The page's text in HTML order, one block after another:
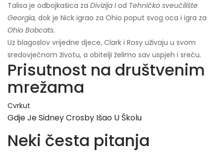
Talisa je odbojkašica za Divizija Iod Tehničko sveučilište
Georgia, dok je Nick igrao za Ohio poput svog oca i igra za
Ohio Bobcats.
Uz blagoslov vrijedne djece, Clark i Rosy uživaju u svom
sredovječnom životu, a obitelji želimo sav uspjeh i sreću.
Prisutnost na društvenim
mrežama
Cvrkut
Gdje Je Sidney Crosby Išao U Školu
Neki česta pitanja